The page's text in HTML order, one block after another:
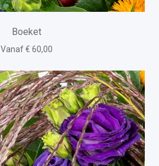
Boeket
Vanaf € 60,00